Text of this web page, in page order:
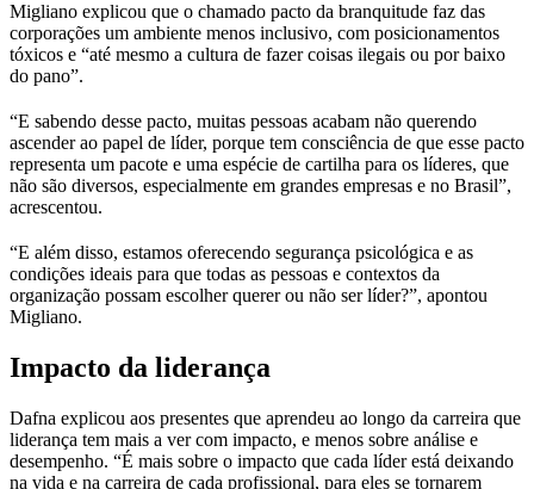
Migliano explicou que o chamado pacto da branquitude faz das
corporações um ambiente menos inclusivo, com posicionamentos
tóxicos e “até mesmo a cultura de fazer coisas ilegais ou por baixo
do pano”.
“E sabendo desse pacto, muitas pessoas acabam não querendo
ascender ao papel de líder, porque tem consciência de que esse pacto
representa um pacote e uma espécie de cartilha para os líderes, que
não são diversos, especialmente em grandes empresas e no Brasil”,
acrescentou.
“E além disso, estamos oferecendo segurança psicológica e as
condições ideais para que todas as pessoas e contextos da
organização possam escolher querer ou não ser líder?”, apontou
Migliano.
Impacto da liderança
Dafna explicou aos presentes que aprendeu ao longo da carreira que
liderança tem mais a ver com impacto, e menos sobre análise e
desempenho. “É mais sobre o impacto que cada líder está deixando
na vida e na carreira de cada profissional, para eles se tornarem